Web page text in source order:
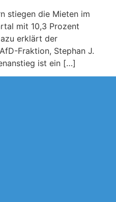
stiegen die Mieten im
mit 10,3 Prozent
erklärt der
Fraktion, Stephan J.
ist ein […]